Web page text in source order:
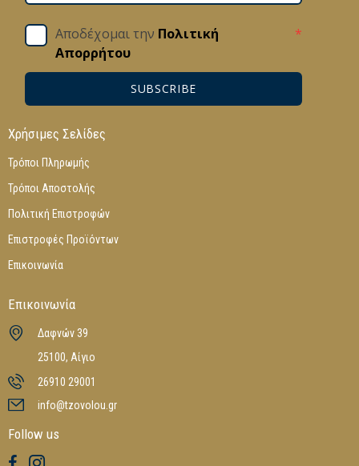
Αποδέχομαι την Πολιτική
Απορρήτου
*
SUBSCRIBE
Χρήσιμες Σελίδες
Τρόποι Πληρωμής
Τρόποι Αποστολής
Πολιτική Επιστροφών
Επιστροφές Προϊόντων
Επικοινωνία
Επικοινωνία
Δαφνών 39
25100, Αίγιο
26910 29001
info@tzovolou.gr
Follow us